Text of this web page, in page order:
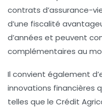
contrats d’assurance-
d’une fiscalité
d’années et peuvent
complémentaires au
Il convient également
innovations financières
telles que le Crédit